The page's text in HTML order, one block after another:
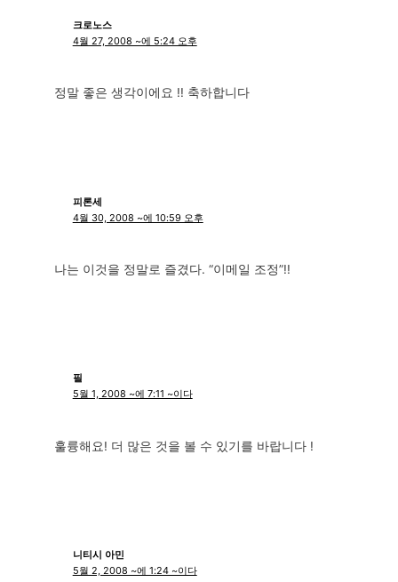
크로노스
4월 27, 2008 ~에 5:24 오후
정말 좋은 생각이에요 !! 축하합니다
피론세
4월 30, 2008 ~에 10:59 오후
나는 이것을 정말로 즐겼다. “이메일 조정”!!
필
5월 1, 2008 ~에 7:11 ~이다
훌륭해요! 더 많은 것을 볼 수 있기를 바랍니다 !
니티시 아민
5월 2, 2008 ~에 1:24 ~이다